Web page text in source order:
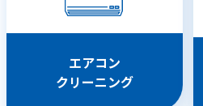
エアコン
クリーニング